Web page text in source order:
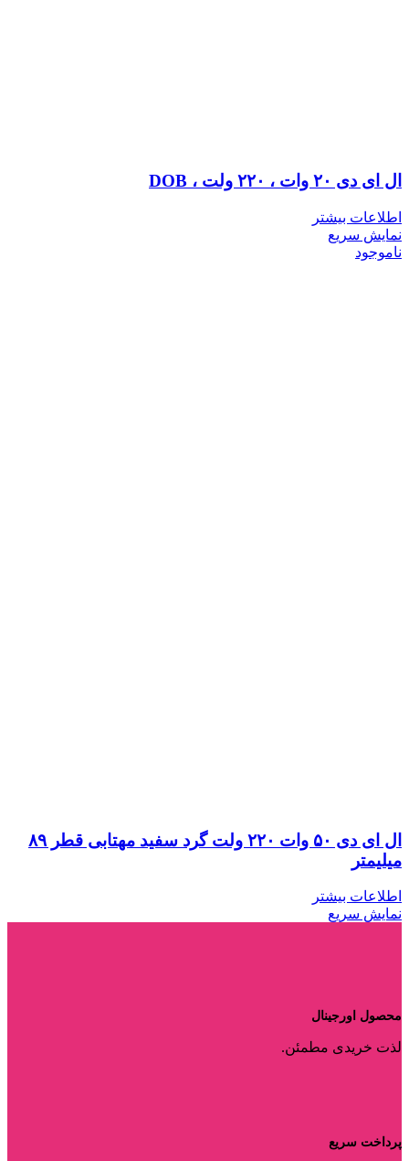
ال ای دی ۲۰ وات ، ۲۲۰ ولت ، DOB
اطلاعات بیشتر
نمایش سریع
ناموجود
ال ای دی ۵۰ وات ۲۲۰ ولت گرد سفید مهتابی قطر ۸۹
میلیمتر
اطلاعات بیشتر
نمایش سریع
محصول اورجینال
لذت خریدی مطمئن.
پرداخت سریع